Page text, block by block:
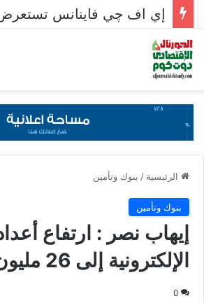
الرئيسية / بنوك وتأمين
بنوك وتأمين
إيهاب نصر : ارتفاع
الإلكترونية إلى 26 مليون محفظة
0